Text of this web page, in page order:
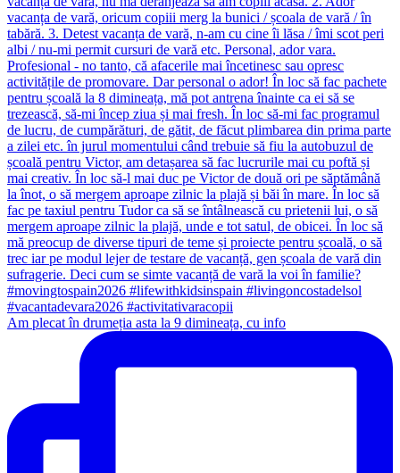
Am plecat în drumeția asta la 9 dimineața, cu info